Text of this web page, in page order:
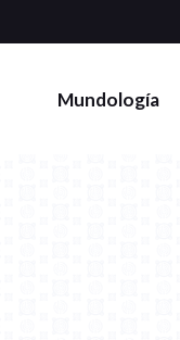
Mundología